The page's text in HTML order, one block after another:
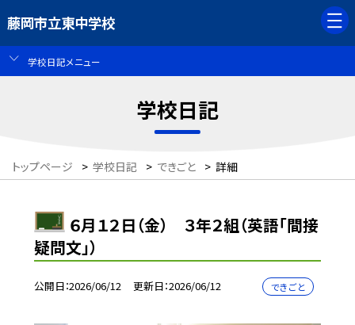
藤岡市立東中学校
学校日記メニュー
学校日記
トップページ > 学校日記 > できごと > 詳細
６月１２日（金） ３年２組（英語「間接
疑問文」）
公開日 2026/06/12 更新日 2026/06/12 できごと